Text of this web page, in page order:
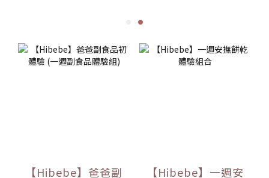
【Hibebe】爸爸副
【Hibebe】一週安